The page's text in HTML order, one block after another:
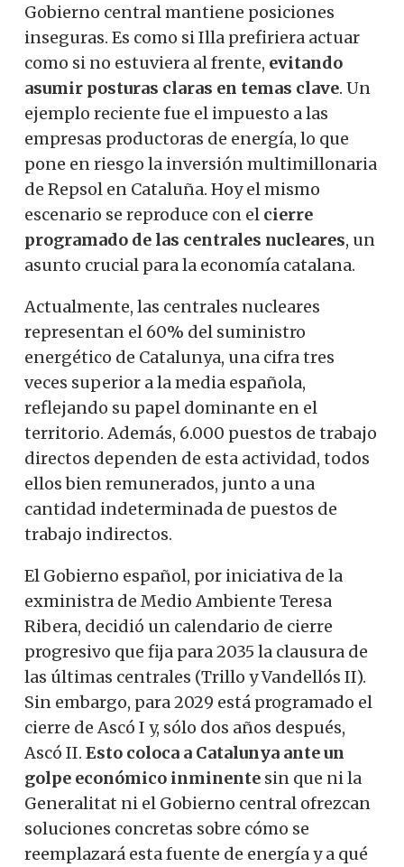
Gobierno central mantiene posiciones
inseguras. Es como si Illa prefiriera actuar
como si no estuviera al frente, evitando
asumir posturas claras en temas clave. Un
ejemplo reciente fue el impuesto a las
empresas productoras de energía, lo que
pone en riesgo la inversión multimillonaria
de Repsol en Cataluña. Hoy el mismo
escenario se reproduce con el cierre
programado de las centrales nucleares, un
asunto crucial para la economía catalana.
Actualmente, las centrales nucleares
representan el 60% del suministro
energético de Catalunya, una cifra tres
veces superior a la media española,
reflejando su papel dominante en el
territorio. Además, 6.000 puestos de trabajo
directos dependen de esta actividad, todos
ellos bien remunerados, junto a una
cantidad indeterminada de puestos de
trabajo indirectos.
El Gobierno español, por iniciativa de la
exministra de Medio Ambiente Teresa
Ribera, decidió un calendario de cierre
progresivo que fija para 2035 la clausura de
las últimas centrales (Trillo y Vandellós II).
Sin embargo, para 2029 está programado el
cierre de Ascó I y, sólo dos años después,
Ascó II. Esto coloca a Catalunya ante un
golpe económico inminente sin que ni la
Generalitat ni el Gobierno central ofrezcan
soluciones concretas sobre cómo se
reemplazará esta fuente de energía y a qué